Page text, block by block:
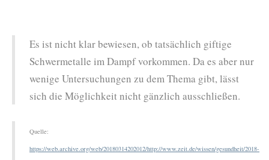
Es ist nicht klar bewiesen, ob tatsächlich giftige
Schwermetalle im Dampf vorkommen. Da es aber nur
wenige Untersuchungen zu dem Thema gibt, lässt
sich die Möglichkeit nicht gänzlich ausschließen.
Quelle:
https://web.archive.org/web/20180314202012/http://www.zeit.de/wissen/gesundheit/2018-